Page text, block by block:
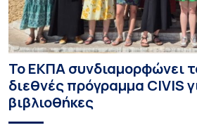
Το ΕΚΠΑ συνδιαμορφώνει
διεθνές πρόγραμμα CIVIS
βιβλιοθήκες